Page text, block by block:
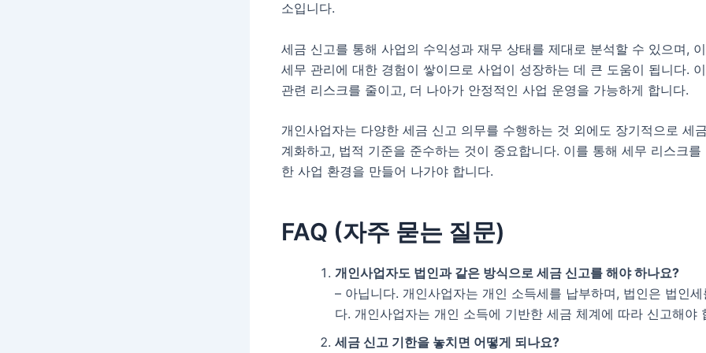
소입니다.
세금 신고를 통해 사업의 수익성과 재무 상태를 제대로 분석할 수 있으며,
세무 관리에 대한 경험이 쌓이므로 사업이 성장하는 데 큰 도움이 됩니다.
관련 리스크를 줄이고, 더 나아가 안정적인 사업 운영을 가능하게 합니다.
개인사업자는 다양한 세금 신고 의무를 수행하는 것 외에도 장기적으로 세
계화하고, 법적 기준을 준수하는 것이 중요합니다. 이를 통해 세무 리스크를
한 사업 환경을 만들어 나가야 합니다.
FAQ (자주 묻는 질문)
개인사업자도 법인과 같은 방식으로 세금 신고를 해야 하나요?
– 아닙니다. 개인사업자는 개인 소득세를 납부하며, 법인은 법인
다. 개인사업자는 개인 소득에 기반한 세금 체계에 따라 신고해야
세금 신고 기한을 놓치면 어떻게 되나요?